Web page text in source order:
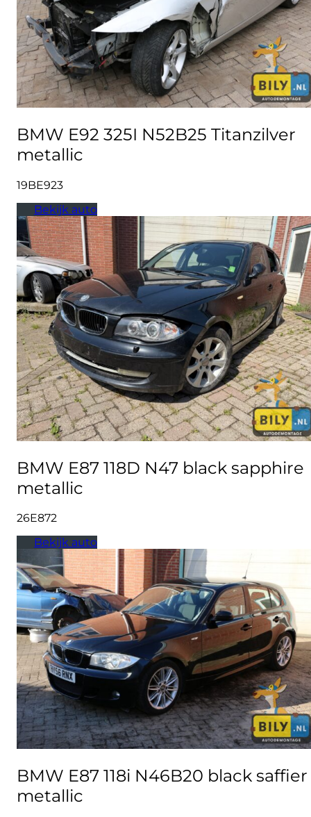
BMW E92 325I N52B25 Titanzilver
metallic
19BE923
Bekijk auto
BMW E87 118D N47 black sapphire
metallic
26E872
Bekijk auto
BMW E87 118i N46B20 black saffier
metallic